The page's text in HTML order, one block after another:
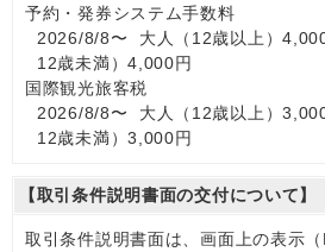
予約・発券システム手数料
2026/8/8〜 大人（12歳以上）
12歳未満）4,000円
国際観光旅客税
2026/8/8〜 大人（12歳以上）
12歳未満）3,000円
【取引条件説明書面の交付について】
取引条件説明書面は、画面上の表示